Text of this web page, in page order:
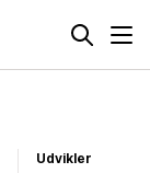
Udvikler